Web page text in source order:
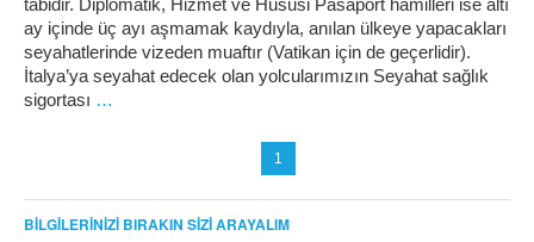
tabidir. Diplomatik, Hizmet ve Hususi Pasaport hamilleri ise altı
ay içinde üç ayı aşmamak kaydıyla, anılan ülkeye yapacakları
seyahatlerinde vizeden muaftır (Vatikan için de geçerlidir).
İtalya’ya seyahat edecek olan yolcularımızın Seyahat sağlık
sigortası …
1
BİLGİLERİNİZİ BIRAKIN SİZİ ARAYALIM